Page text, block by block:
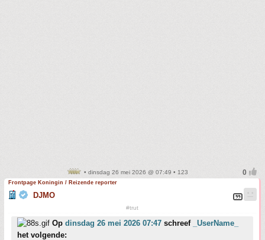
• dinsdag 26 mei 2026 @ 07:49 • 123
Frontpage Koningin / Reizende reporter
DJMO
#trut
Op dinsdag 26 mei 2026 07:47 schreef
_UserName_
het volgende: